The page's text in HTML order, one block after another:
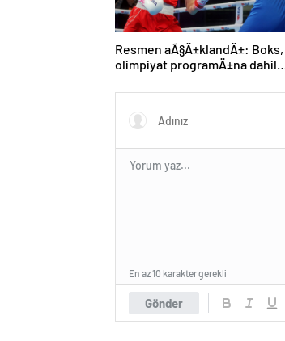
Resmen aÃ§Ä±klandÄ±: Boks,
olimpiyat programÄ±na dahil
Gönder
En az 10 karakter gerekli